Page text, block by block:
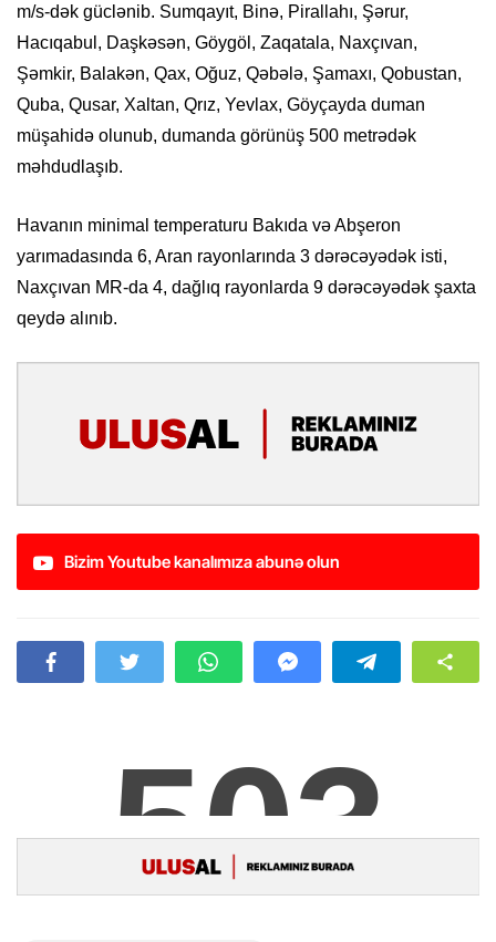
m/s-dək güclənib. Sumqayıt, Binə, Pirallahı, Şərur,
Hacıqabul, Daşkəsən, Göygöl, Zaqatala, Naxçıvan,
Şəmkir, Balakən, Qax, Oğuz, Qəbələ, Şamaxı, Qobustan,
Quba, Qusar, Xaltan, Qrız, Yevlax, Göyçayda duman
müşahidə olunub, dumanda görünüş 500 metrədək
məhdudlaşıb.
Havanın minimal temperaturu Bakıda və Abşeron
yarımadasında 6, Aran rayonlarında 3 dərəcəyədək isti,
Naxçıvan MR-da 4, dağlıq rayonlarda 9 dərəcəyədək şaxta
qeydə alınıb.
Bizim Youtube kanalımıza abunə olun